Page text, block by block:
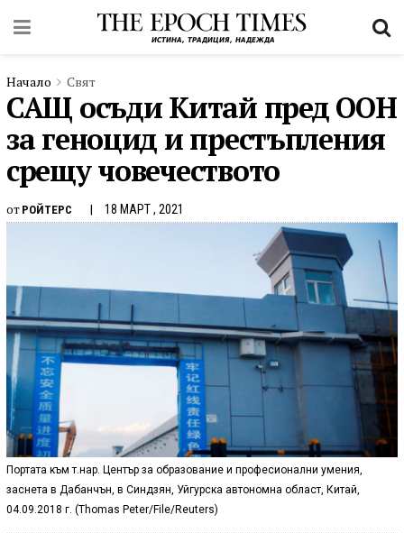
Начало Свят
САЩ осъди Китай пред ООН
за геноцид и престъпления
срещу човечеството
от РОЙТЕРС 18 МАРТ , 2021
Портата към т.нар. Център за образование и професионални умения,
заснета в Дабанчън, в Синдзян, Уйгурска автономна област, Китай,
04.09.2018 г. (Thomas Peter/File/Reuters)